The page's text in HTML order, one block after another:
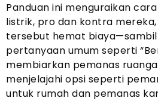
Panduan ini menguraikan
listrik, pro dan kontra
tersebut hemat
pertanyaan umum seperti
membiarkan pemanas
menjelajahi opsi seperti
untuk rumah dan pemanas